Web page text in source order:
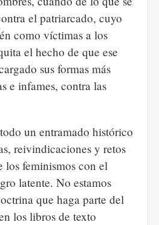
el patriarcado, cuyo
como víctimas a los
el hecho de que ese
sus formas más
e infames, contra las
un entramado histórico
reivindicaciones y retos
los feminismos con el
latente. No estamos
que haga parte del
los libros de texto